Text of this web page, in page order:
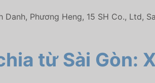
Phương Heng, 15 SH Co., Ltd,
từ Sài Gòn: